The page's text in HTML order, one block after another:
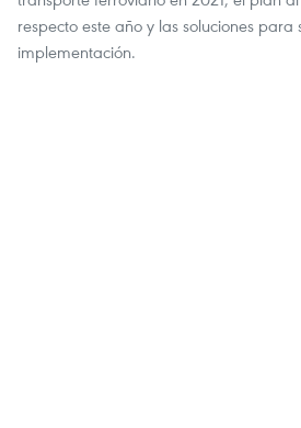
respecto este año y las soluciones para
implementación.